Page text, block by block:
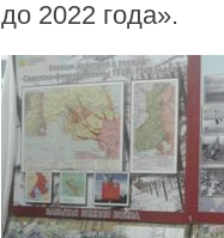
до 2022 года».